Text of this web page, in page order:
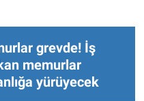
grevde! İş
memurlar
yürüyecek